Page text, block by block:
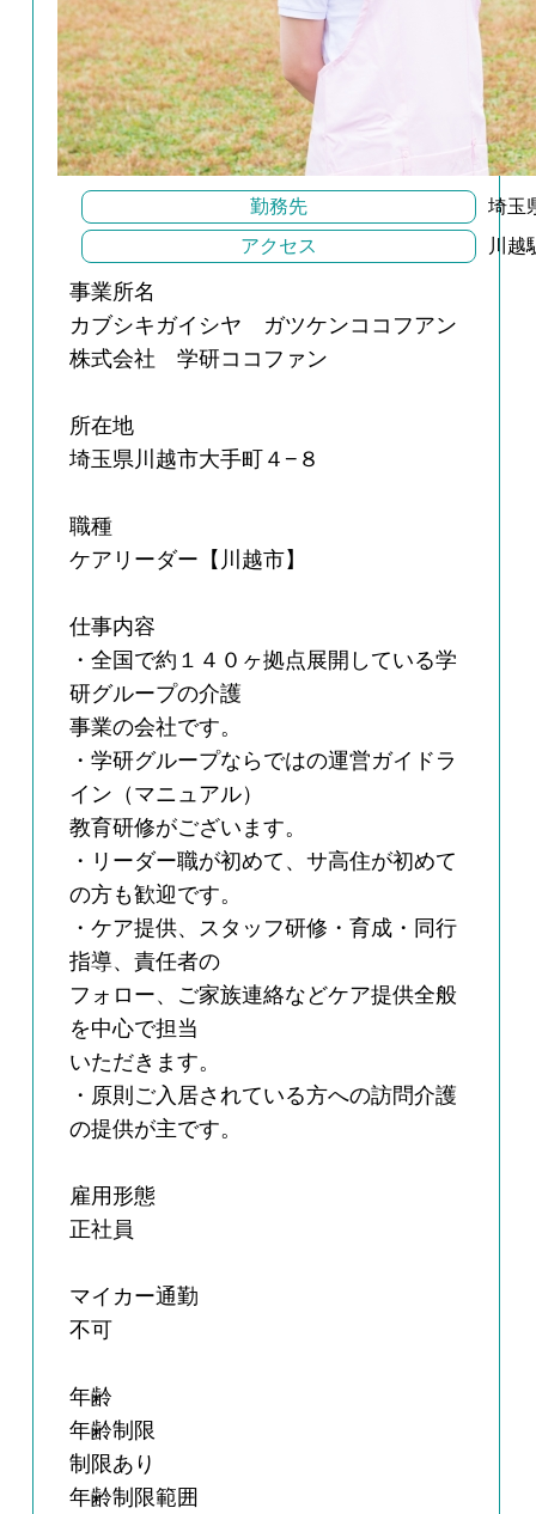
勤務先
埼玉
アクセス
川越
事業所名
カブシキガイシヤ ガツケンココフアン
株式会社 学研ココファン
所在地
埼玉県川越市大手町４−８
職種
ケアリーダー【川越市】
仕事内容
・全国で約１４０ヶ拠点展開している学
研グループの介護
事業の会社です。
・学研グループならではの運営ガイドラ
イン（マニュアル）
教育研修がございます。
・リーダー職が初めて、サ高住が初めて
の方も歓迎です。
・ケア提供、スタッフ研修・育成・同行
指導、責任者の
フォロー、ご家族連絡などケア提供全般
を中心で担当
いただきます。
・原則ご入居されている方への訪問介護
の提供が主です。
雇用形態
正社員
マイカー通勤
不可
年齢
年齢制限
制限あり
年齢制限範囲